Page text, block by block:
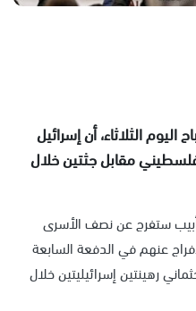
الثلاثاء، أن إسرائيل
سراح 301 أسير فلسطيني مقابل جثتين خلال
أبيب ستفرج عن نصف الأسرى
عنهم في الدفعة السابعة
رهينتين إسرائيليتين خلال